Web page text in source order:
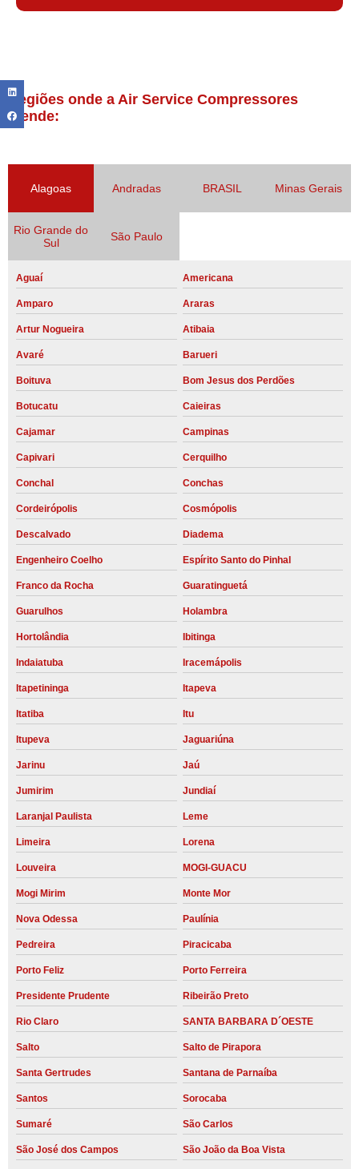
Regiões onde a Air Service Compressores
atende:
Alagoas Andradas BRASIL Minas Gerais
Rio Grande do
Sul
São Paulo
Aguaí Americana
Amparo Araras
Artur Nogueira Atibaia
Avaré Barueri
Boituva Bom Jesus dos Perdões
Botucatu Caieiras
Cajamar Campinas
Capivari Cerquilho
Conchal Conchas
Cordeirópolis Cosmópolis
Descalvado Diadema
Engenheiro Coelho Espírito Santo do Pinhal
Franco da Rocha Guaratinguetá
Guarulhos Holambra
Hortolândia Ibitinga
Indaiatuba Iracemápolis
Itapetininga Itapeva
Itatiba Itu
Itupeva Jaguariúna
Jarinu Jaú
Jumirim Jundiaí
Laranjal Paulista Leme
Limeira Lorena
Louveira MOGI-GUACU
Mogi Mirim Monte Mor
Nova Odessa Paulínia
Pedreira Piracicaba
Porto Feliz Porto Ferreira
Presidente Prudente Ribeirão Preto
Rio Claro SANTA BARBARA D´OESTE
Salto Salto de Pirapora
Santa Gertrudes Santana de Parnaíba
Santos Sorocaba
Sumaré São Carlos
São José dos Campos São João da Boa Vista